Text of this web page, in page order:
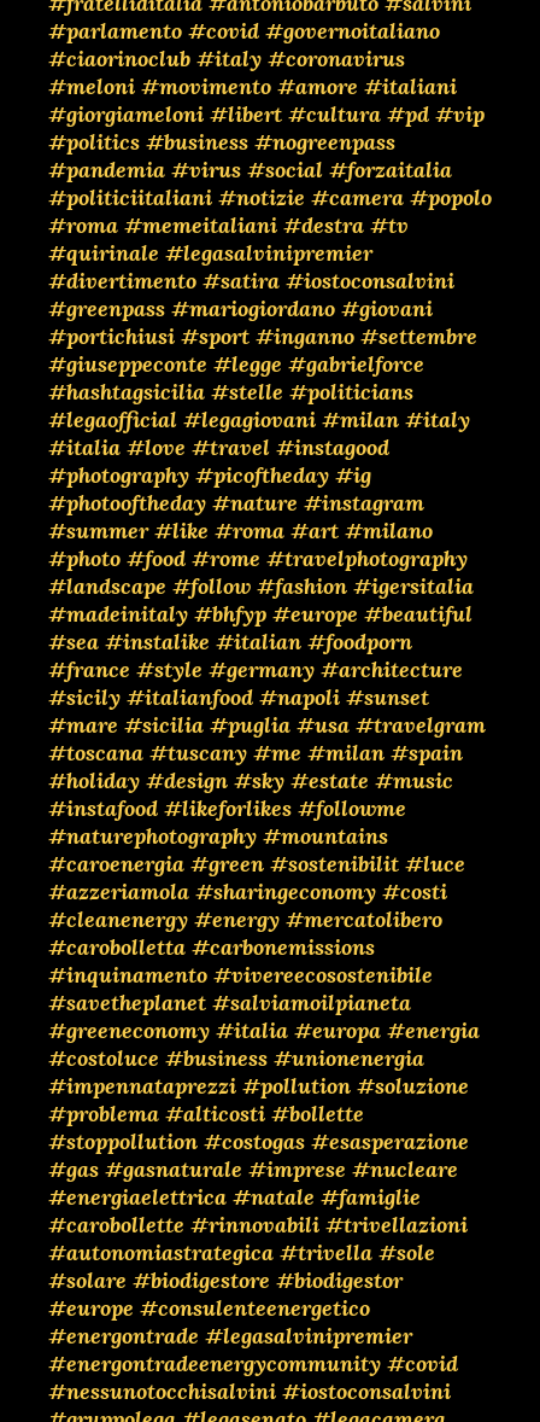
#parlamento #covid #governoitaliano
#ciaorinoclub #italy #coronavirus
#meloni #movimento #amore #italiani
#giorgiameloni #libert #cultura #pd #vip
#politics #business #nogreenpass
#pandemia #virus #social #forzaitalia
#politiciitaliani #notizie #camera #popolo
#roma #memeitaliani #destra #tv
#quirinale #legasalvinipremier
#divertimento #satira #iostoconsalvini
#greenpass #mariogiordano #giovani
#portichiusi #sport #inganno #settembre
#giuseppeconte #legge #gabrielforce
#hashtagsicilia #stelle #politicians
#legaofficial #legagiovani #milan #italy
#italia #love #travel #instagood
#photography #picoftheday #ig
#photooftheday #nature #instagram
#summer #like #roma #art #milano
#photo #food #rome #travelphotography
#landscape #follow #fashion #igersitalia
#madeinitaly #bhfyp #europe #beautiful
#sea #instalike #italian #foodporn
#france #style #germany #architecture
#sicily #italianfood #napoli #sunset
#mare #sicilia #puglia #usa #travelgram
#toscana #tuscany #me #milan #spain
#holiday #design #sky #estate #music
#instafood #likeforlikes #followme
#naturephotography #mountains
#caroenergia #green #sostenibilit #luce
#azzeriamola #sharingeconomy #costi
#cleanenergy #energy #mercatolibero
#carobolletta #carbonemissions
#inquinamento #vivereecosostenibile
#savetheplanet #salviamoilpianeta
#greeneconomy #italia #europa #energia
#costoluce #business #unionenergia
#impennataprezzi #pollution #soluzione
#problema #alticosti #bollette
#stoppollution #costogas #esasperazione
#gas #gasnaturale #imprese #nucleare
#energiaelettrica #natale #famiglie
#carobollette #rinnovabili #trivellazioni
#autonomiastrategica #trivella #sole
#solare #biodigestore #biodigestor
#europe #consulenteenergetico
#energontrade #legasalvinipremier
#energontradeenergycommunity #covid
#nessunotocchisalvini #iostoconsalvini